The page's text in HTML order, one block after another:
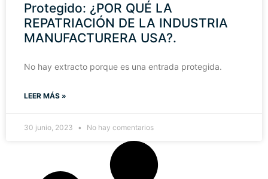
Protegido: ¿POR QUÉ LA
REPATRIACIÓN DE LA INDUSTRIA
MANUFACTURERA USA?.
No hay extracto porque es una entrada protegida.
LEER MÁS »
30 junio, 2023 No hay comentarios